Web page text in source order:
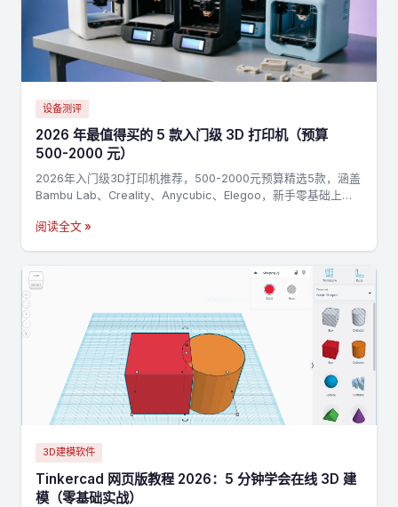
设备测评
2026 年最值得买的 5 款入门级 3D 打印机（预算
500-2000 元）
2026年入门级3D打印机推荐，500-2000元预算精选5款，涵盖
Bambu Lab、Creality、Anycubic、Elegoo，新手零基础上手
阅读全文 »
3D建模软件
Tinkercad 网页版教程 2026：5 分钟学会在线 3D 建
模（零基础实战）